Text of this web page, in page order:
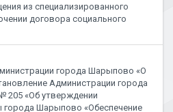
из специализированного
договора социального
города Шарыпово «О
Администрации города
205 «Об утверждении
города Шарыпово «Обеспечение